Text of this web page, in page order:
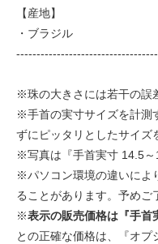
【産地】
・ブラジル
※珠の大きさには若干の誤
※手首の実寸サイズを計測
ずにピッタリとしたサイズ
※写真は『手首実寸 14.5～
※パソコン環境の違いによ
ることがあります。予めご
※表示の販売価格は『手首
との正確な価格は、『オプ